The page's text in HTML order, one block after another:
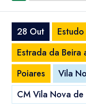
28 Out
Estrada da
Poiares
Vila
CM Vila Nova de